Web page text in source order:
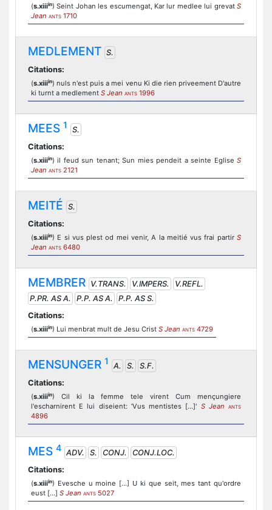
(s.xiiiin) Seint Johan les escumengat, Kar lur medlee lui grevat S
Jean ANTS 1710
MEDLEMENT S.
Citations:
(s.xiiiin) nuls n'est puis a mei venu Ki die rien priveement D'autre
ki turnt a medlement S Jean ANTS 1996
MEES 1
S.
Citations:
(s.xiiiin) il feud sun tenant; Sun mies pendeit a seinte Eglise S
Jean ANTS 2121
MEITÉ S.
Citations:
(s.xiiiin) E si vus plest od mei venir, A la meitié vus frai partir S
Jean ANTS 6480
MEMBRER V.TRANS. V.IMPERS.
V.REFL.
P.PR. AS A.
P.P. AS A.
P.P. AS S.
Citations:
(s.xiiiin) Lui menbrat mult de Jesu Crist S Jean ANTS 4729
MENSUNGER 1 A. S.
S.F.
Citations:
(s.xiiiin) Cil ki la femme tele virent Cum mençungiere
l'escharnirent E lui diseient: 'Vus mentistes [...]' S Jean ANTS
4896
MES 4 ADV. S. CONJ.
CONJ.LOC.
Citations:
(s.xiiiin) Evesche u moine [...] U ki que seit, mes tant qu'ordre
eust [...] S Jean ANTS 5027